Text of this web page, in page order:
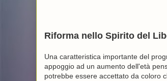
Riforma nello Spirito del
Una caratteristica importante del
appoggio ad un aumento dell'età
potrebbe essere accettato da coloro